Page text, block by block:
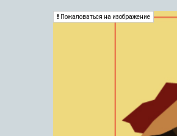
Пожаловаться на изображение